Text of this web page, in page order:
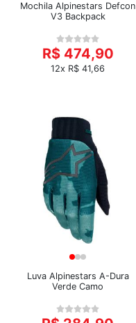
Mochila Alpinestars Defcon
V3 Backpack
R$ 474,90
12x R$ 41,66
Luva Alpinestars A-Dura
Verde Camo